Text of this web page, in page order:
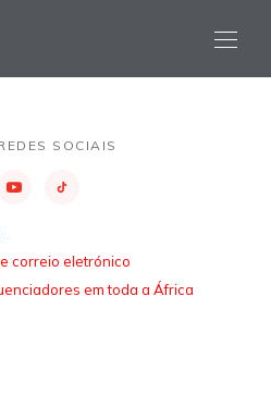
SOCIAIS
correio eletrónico
em toda a África